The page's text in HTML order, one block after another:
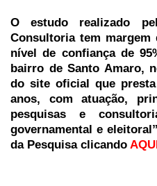
O estudo realizado
Consultoria tem
nível de confiança de
bairro de Santo Amaro,
do site oficial que
anos, com atuação,
pesquisas e
governamental e
da Pesquisa clicando